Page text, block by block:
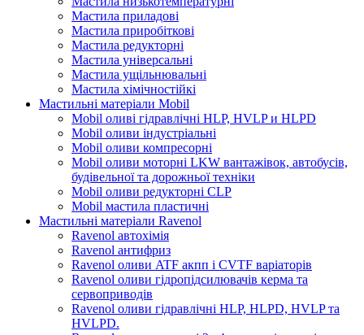
Мастила приладові
Мастила приробіткові
Мастила редукторні
Мастила універсальні
Мастила ущільнювальні
Мастила хімічностійкі
Мастильні матеріали Mobil
Mobil оливі гідравлічні HLP, HVLP и HLPD
Mobil оливи індустріальні
Mobil оливи компресорні
Mobil оливи моторні LKW вантажівок, автобусів,
будівельної та дорожньої техніки
Mobil оливи редукторні CLP
Mobil мастила пластичні
Мастильні матеріали Ravenol
Ravenol автохімія
Ravenol антифриз
Ravenol оливи ATF акпп і CVTF варіаторів
Ravenol оливи гідропідсилювачів керма та
сервоприводів
Ravenol оливи гідравлічні HLP, HLPD, HVLP та
HVLPD.